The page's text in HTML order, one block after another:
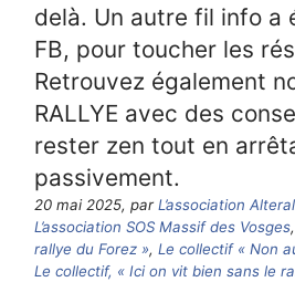
delà. Un autre fil info a
FB, pour toucher les
Retrouvez également
RALLYE avec des
rester zen tout en
passivement.
20 mai 2025, parL’association
L’association SOS Massif des Vosges
rallye du Forez »,Le collectif « Non
Le collectif, « Ici on vit bien sans le